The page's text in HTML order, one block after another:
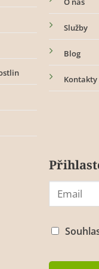
Služby
Blog
Kontakty